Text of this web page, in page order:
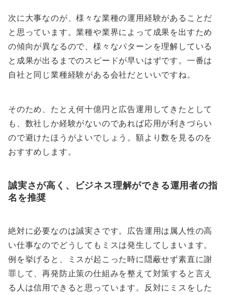
次に大事なのが、様々な業種の運用経験があることだ
と思っています。業種や業界によって成果を出すため
の傾向が異なるので、様々なパターンを理解している
と成果が出るまでのスピードが早いはずです。一番は
自社と同じ業種経験がある会社だといいですね。
そのため、たとえ何十億円と広告運用してきたとして
も、数社しか経験がないのであれば応用が利きづらい
ので避けたほうがよいでしょう。額より数を見るのを
おすすめします。
誠実さが高く、ビジネス理解ができる運用者の指
名を推奨
絶対に必要なのは誠実さです。広告運用は属人性の高
い仕事なのでどうしてもミスは発生してしまいます。
例を挙げると、ミスが起こった時に隠蔽せず素直に謝
罪して、再発防止策の仕組みを整えて対策すると言え
る人は信用できると思っています。反対にミスをした